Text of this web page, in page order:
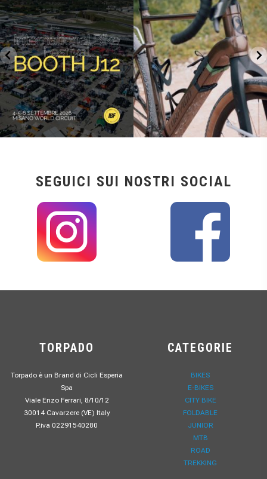
18 1
28 0
SEGUICI SUI NOSTRI SOCIAL
TORPADO
Torpado è un Brand di Cicli Esperia
Spa
Viale Enzo Ferrari, 8/10/12
30014 Cavarzere (VE) Italy
P.iva 02291540280
CATEGORIE
BIKES
E-BIKES
CITY BIKE
FOLDABLE
JUNIOR
MTB
ROAD
TREKKING